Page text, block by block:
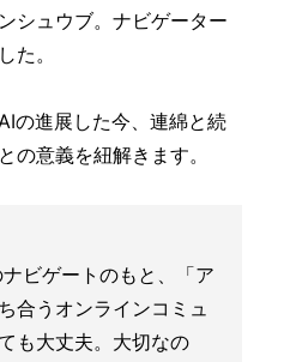
シュウブ。ナビゲーター
た。
の進展した今、連綿と続
意義を紐解きます。
ビゲートのもと、「ア
合うオンラインコミュ
も大丈夫。大切なの